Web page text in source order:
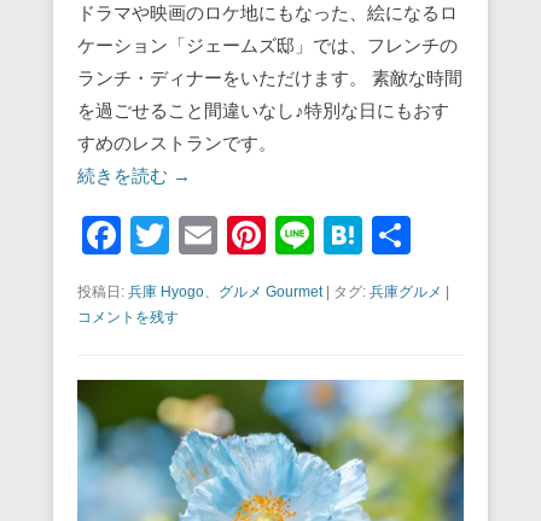
ドラマや映画のロケ地にもなった、絵になるロ
ケーション「ジェームズ邸」では、フレンチの
ランチ・ディナーをいただけます。 素敵な時間
を過ごせること間違いなし♪特別な日にもおす
すめのレストランです。
続きを読む →
F
a
c
b
o
o
k
T
tt
E
m
ail
Pi
st
Li
e
H
at
e
a
有
投稿日: 兵庫 Hyogo、 グルメ Gourmet| タグ: 兵庫グルメ
コメントを残す